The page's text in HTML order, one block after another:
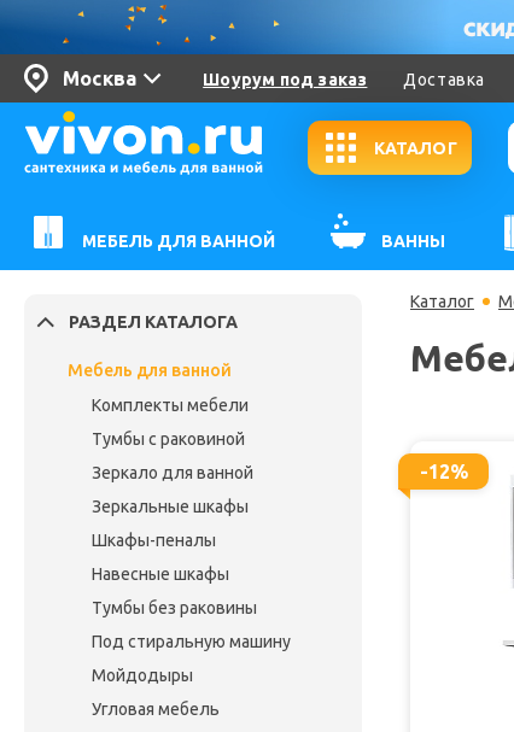
Москва Шоурум под заказ Доставка
КАТАЛОГ
МЕБЕЛЬ ДЛЯ ВАННОЙ ВАННЫ
РАЗДЕЛ КАТАЛОГА
Мебель для ванной
Комплекты мебели
Тумбы с раковиной
Зеркало для ванной
Зеркальные шкафы
Шкафы-пеналы
Навесные шкафы
Тумбы без раковины
Под стиральную машину
Мойдодыры
Угловая мебель
Каталог
-12%